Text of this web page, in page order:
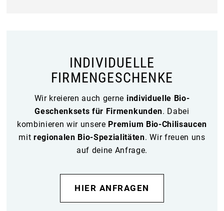
INDIVIDUELLE
FIRMENGESCHENKE
Wir kreieren auch gerne individuelle Bio-
Geschenksets für Firmenkunden. Dabei
kombinieren wir unsere Premium Bio-Chilisaucen
mitregionalen Bio-Spezialitäten. Wir freuen uns
auf deine Anfrage.
HIER ANFRAGEN